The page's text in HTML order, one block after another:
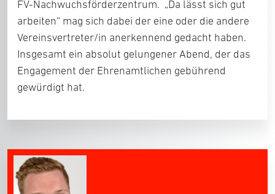
FV-Nachwuchsförderzentrum. „Da lässt sich gut
arbeiten“ mag sich dabei der eine oder die andere
Vereinsvertreter/in anerkennend gedacht haben.
Insgesamt ein absolut gelungener Abend, der das
Engagement der Ehrenamtlichen gebührend
gewürdigt hat.